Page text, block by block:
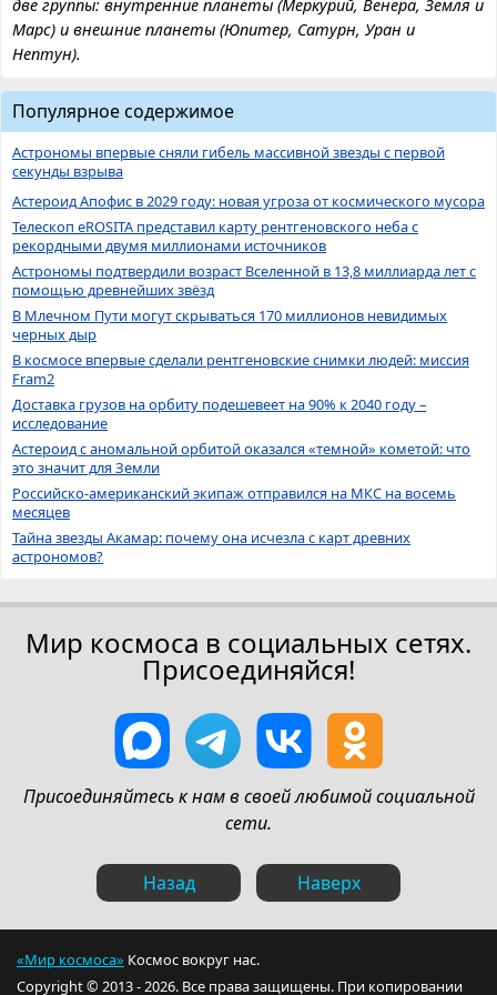
две группы: внутренние планеты (Меркурий, Венера, Земля и
Марс) и внешние планеты (Юпитер, Сатурн, Уран и
Нептун).
Популярное содержимое
Астрономы впервые сняли гибель массивной звезды с первой
секунды взрыва
Астероид Апофис в 2029 году: новая угроза от космического мусора
Телескоп eROSITA представил карту рентгеновского неба с
рекордными двумя миллионами источников
Астрономы подтвердили возраст Вселенной в 13,8 миллиарда лет с
помощью древнейших звёзд
В Млечном Пути могут скрываться 170 миллионов невидимых
черных дыр
В космосе впервые сделали рентгеновские снимки людей: миссия
Fram2
Доставка грузов на орбиту подешевеет на 90% к 2040 году –
исследование
Астероид с аномальной орбитой оказался «темной» кометой: что
это значит для Земли
Российско-американский экипаж отправился на МКС на восемь
месяцев
Тайна звезды Акамар: почему она исчезла с карт древних
астрономов?
Мир космоса в социальных сетях.
Присоединяйся!
Присоединяйтесь к нам в своей любимой социальной
сети.
Назад Наверх
«Мир космоса» Космос вокруг нас.
Copyright © 2013 - 2026. Все права защищены. При копировании